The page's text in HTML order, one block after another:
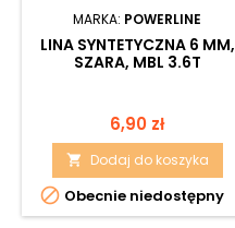
MARKA: POWERLINE
LINA SYNTETYCZNA 6 MM,
SZARA, MBL 3.6T
Cena
6,90 zł
 Dodaj do koszyka
 Obecnie niedostępny